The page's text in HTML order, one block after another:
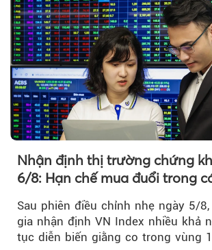
Nhận định thị trường chứng
6/8: Hạn chế mua đuổi trong
Sau phiên điều chỉnh nhẹ ngày 5/
gia nhận định VN Index nhiều khả
tục diễn biến giằng co trong vùng